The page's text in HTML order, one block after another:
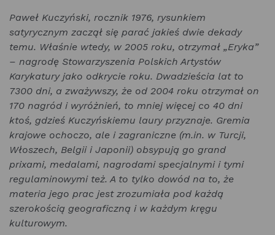
Paweł Kuczyński, rocznik 1976, rysunkiem
satyrycznym zaczął się parać jakieś dwie dekady
temu. Właśnie wtedy, w 2005 roku, otrzymał „Eryka”
– nagrodę Stowarzyszenia Polskich Artystów
Karykatury jako odkrycie roku. Dwadzieścia lat to
7300 dni, a zważywszy, że od 2004 roku otrzymał on
170 nagród i wyróżnień, to mniej więcej co 40 dni
ktoś, gdzieś Kuczyńskiemu laury przyznaje. Gremia
krajowe ochoczo, ale i zagraniczne (m.in. w Turcji,
Włoszech, Belgii i Japonii) obsypują go grand
prixami, medalami, nagrodami specjalnymi i tymi
regulaminowymi też. A to tylko dowód na to, że
materia jego prac jest zrozumiała pod każdą
szerokością geograficzną i w każdym kręgu
kulturowym.